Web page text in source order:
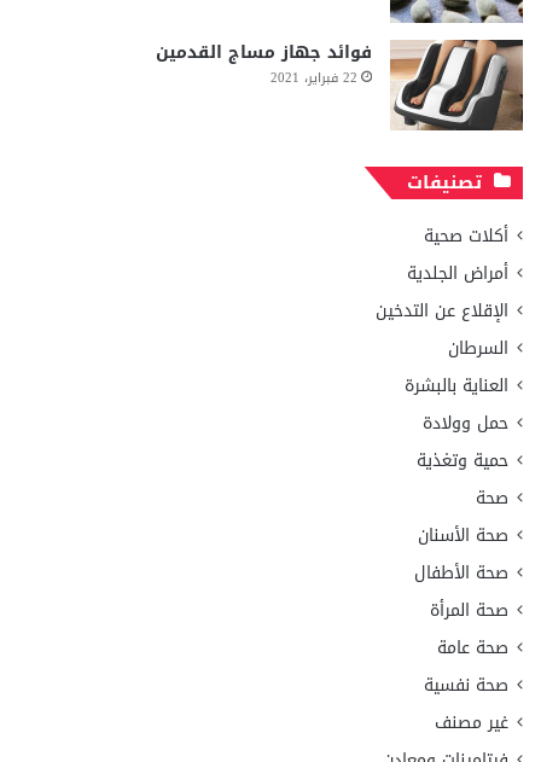
فوائد جهاز مساج القدمين
22 فبراير، 2021
تصنيفات
أكلات صحية
أمراض الجلدية
الإقلاع عن التدخين
السرطان
العناية بالبشرة
حمل وولادة
حمية وتغذية
صحة
صحة الأسنان
صحة الأطفال
صحة المرأة
صحة عامة
صحة نفسية
غير مصنف